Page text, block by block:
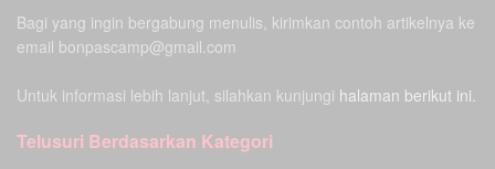
Bagi yang ingin bergabung menulis, kirimkan contoh artikelnya ke
email bonpascamp@gmail.com
Untuk informasi lebih lanjut, silahkan kunjungi halaman berikut ini.
Telusuri Berdasarkan Kategori